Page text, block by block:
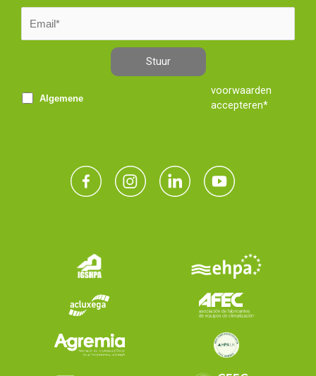
Stuur
Algemene
voorwaarden
accepteren*